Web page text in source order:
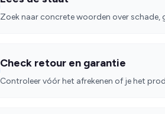
Zoek naar concrete woorden over schade,
Check retour en garantie
Controleer vóór het afrekenen of je het